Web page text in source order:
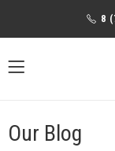
8
Our Blog